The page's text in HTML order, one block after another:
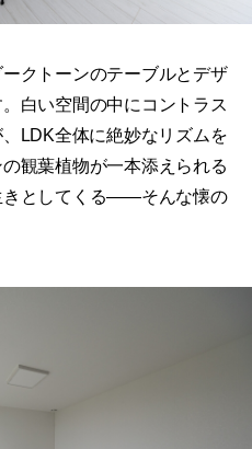
クトーンのテーブルとデザ
白い空間の中にコントラス
LDK全体に絶妙なリズムを
観葉植物が一本添えられる
きとしてくる——そんな懐の